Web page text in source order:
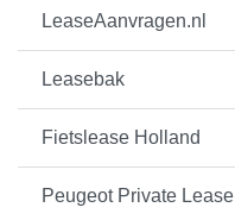
LeaseAanvragen.nl
Leasebak
Fietslease Holland
Peugeot Private Lease